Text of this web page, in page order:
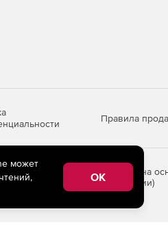
Правила
предоставления информации на
Российской Федерации)
может
OK